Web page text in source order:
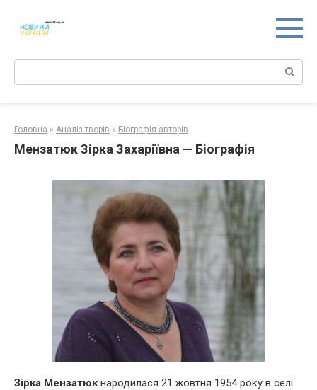
контенту
Поиск:
Головна » Аналіз творів » Біографія авторів
Мензатюк Зірка Захаріївна — Біографія
Зірка Мензатюкнародилася 21 жовтня 1954 року в селі